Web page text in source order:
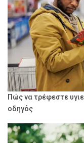
Πώς να τρέφεστε
οδηγός